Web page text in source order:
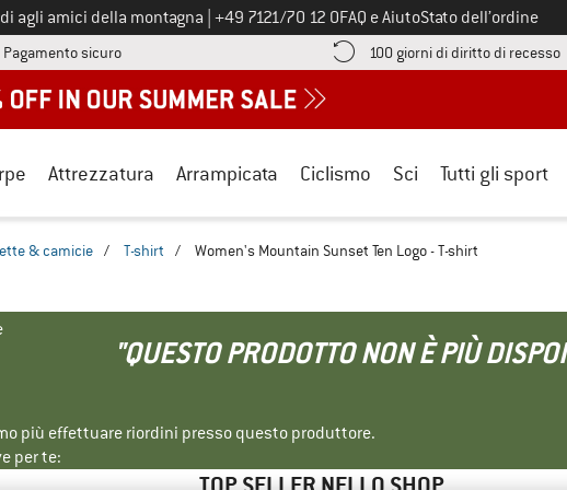
agli amici della montagna Chiamaci al numero
+49 7121/70 12 0FAQ e AiutoStato dell’ordine
Pagamento sicuroQui trovi le informazioni di pagamento! Si apre in una casella
100 giorni di diritto di recesso
Attrezzatura Arrampicata Ciclismo Sci Tutti gli sport
& camicie / T-shirt / Women's Mountain Sunset Ten Logo - T-shirt
"QUESTO PRODOTTO NON È PIÙ
più effettuare riordini presso questo produttore.
per te: